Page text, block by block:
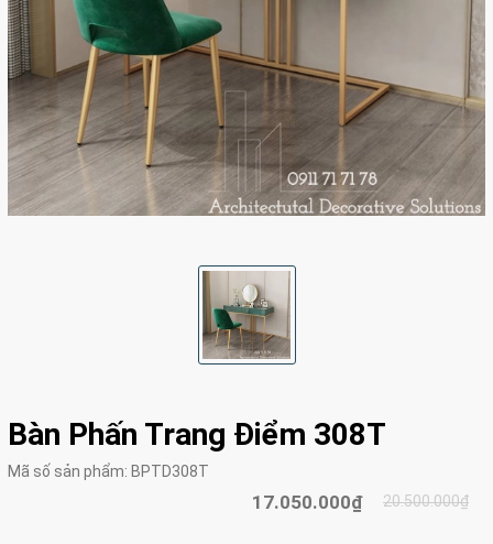
Bàn Phấn Trang Điểm 308T
Mã số sản phẩm: BPTD308T
17.050.000₫ 20.500.000₫